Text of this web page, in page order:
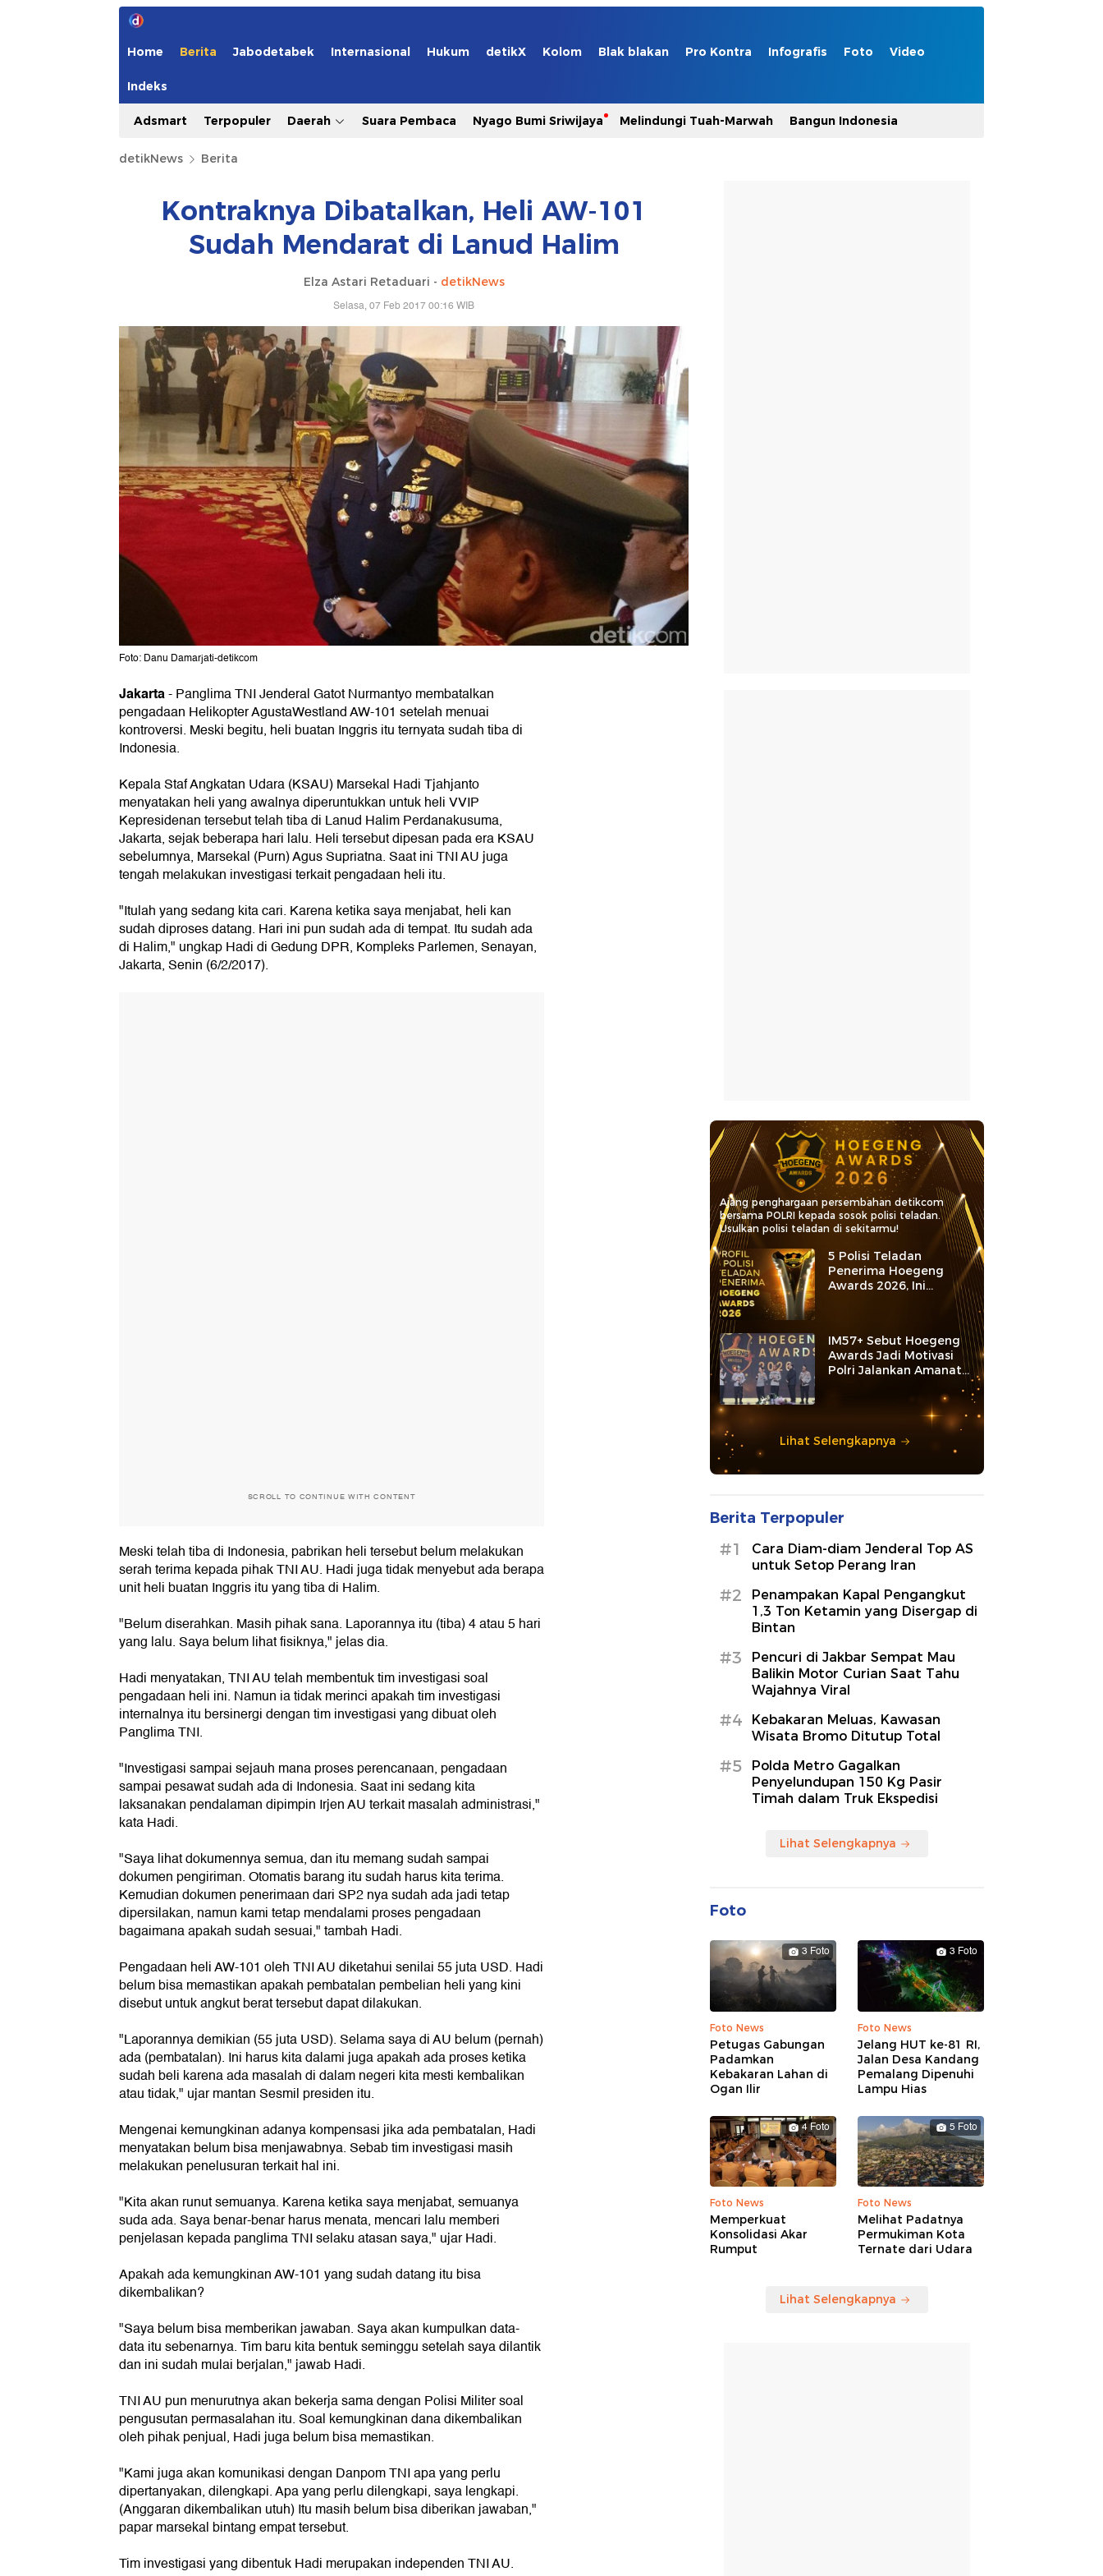
Home Berita Jabodetabek Internasional Hukum detikX Kolom Blak blakan Pro Kontra Infografis Foto Video
Indeks
Adsmart Terpopuler Daerah Suara Pembaca Nyago Bumi Sriwijaya Melindungi Tuah-Marwah Bangun Indonesia
detikNews Berita
Kontraknya Dibatalkan, Heli AW-101
Sudah Mendarat di Lanud Halim
Elza Astari Retaduari - detikNews
Selasa, 07 Feb 2017 00:16 WIB
Foto: Danu Damarjati-detikcom
Jakarta-Panglima TNI Jenderal Gatot Nurmantyo membatalkan
pengadaan Helikopter AgustaWestland AW-101 setelah menuai
kontroversi. Meski begitu, heli buatan Inggris itu ternyata sudah tiba di
Indonesia.
Kepala Staf Angkatan Udara (KSAU) Marsekal Hadi Tjahjanto
menyatakan heli yang awalnya diperuntukkan untuk heli VVIP
Kepresidenan tersebut telah tiba di Lanud Halim Perdanakusuma,
Jakarta, sejak beberapa hari lalu. Heli tersebut dipesan pada era KSAU
sebelumnya, Marsekal (Purn) Agus Supriatna. Saat ini TNI AU juga
tengah melakukan investigasi terkait pengadaan heli itu.
"Itulah yang sedang kita cari. Karena ketika saya menjabat, heli kan
sudah diproses datang. Hari ini pun sudah ada di tempat. Itu sudah ada
di Halim," ungkap Hadi di Gedung DPR, Kompleks Parlemen, Senayan,
Jakarta, Senin (6/2/2017).
SCROLL TO CONTINUE WITH CONTENT
Meski telah tiba di Indonesia, pabrikan heli tersebut belum melakukan
serah terima kepada pihak TNI AU. Hadi juga tidak menyebut ada berapa
unit heli buatan Inggris itu yang tiba di Halim.
"Belum diserahkan. Masih pihak sana. Laporannya itu (tiba) 4 atau 5 hari
yang lalu. Saya belum lihat fisiknya," jelas dia.
Hadi menyatakan, TNI AU telah membentuk tim investigasi soal
pengadaan heli ini. Namun ia tidak merinci apakah tim investigasi
internalnya itu bersinergi dengan tim investigasi yang dibuat oleh
Panglima TNI.
"Investigasi sampai sejauh mana proses perencanaan, pengadaan
sampai pesawat sudah ada di Indonesia. Saat ini sedang kita
laksanakan pendalaman dipimpin Irjen AU terkait masalah administrasi,"
kata Hadi.
"Saya lihat dokumennya semua, dan itu memang sudah sampai
dokumen pengiriman. Otomatis barang itu sudah harus kita terima.
Kemudian dokumen penerimaan dari SP2 nya sudah ada jadi tetap
dipersilakan, namun kami tetap mendalami proses pengadaan
bagaimana apakah sudah sesuai," tambah Hadi.
Pengadaan heli AW-101 oleh TNI AU diketahui senilai 55 juta USD. Hadi
belum bisa memastikan apakah pembatalan pembelian heli yang kini
disebut untuk angkut berat tersebut dapat dilakukan.
"Laporannya demikian (55 juta USD). Selama saya di AU belum (pernah)
ada (pembatalan). Ini harus kita dalami juga apakah ada proses ketika
sudah beli karena ada masalah di dalam negeri kita mesti kembalikan
atau tidak," ujar mantan Sesmil presiden itu.
Mengenai kemungkinan adanya kompensasi jika ada pembatalan, Hadi
menyatakan belum bisa menjawabnya. Sebab tim investigasi masih
melakukan penelusuran terkait hal ini.
"Kita akan runut semuanya. Karena ketika saya menjabat, semuanya
suda ada. Saya benar-benar harus menata, mencari lalu memberi
penjelasan kepada panglima TNI selaku atasan saya," ujar Hadi.
Apakah ada kemungkinan AW-101 yang sudah datang itu bisa
dikembalikan?
"Saya belum bisa memberikan jawaban. Saya akan kumpulkan data-
data itu sebenarnya. Tim baru kita bentuk seminggu setelah saya dilantik
dan ini sudah mulai berjalan," jawab Hadi.
TNI AU pun menurutnya akan bekerja sama dengan Polisi Militer soal
pengusutan permasalahan itu. Soal kemungkinan dana dikembalikan
oleh pihak penjual, Hadi juga belum bisa memastikan.
"Kami juga akan komunikasi dengan Danpom TNI apa yang perlu
dipertanyakan, dilengkapi. Apa yang perlu dilengkapi, saya lengkapi.
(Anggaran dikembalikan utuh) Itu masih belum bisa diberikan jawaban,"
papar marsekal bintang empat tersebut.
Tim investigasi yang dibentuk Hadi merupakan independen TNI AU.
Ajang penghargaan persembahan detikcom
bersama POLRI kepada sosok polisi teladan.
Usulkan polisi teladan di sekitarmu!
5 Polisi Teladan
Penerima Hoegeng
Awards 2026, Ini
Kategori dan Kiprahnya
IM57+ Sebut Hoegeng
Awards Jadi Motivasi
Polri Jalankan Amanat
Lihat Selengkapnya
Berita Terpopuler
#1
Cara Diam-diam Jenderal Top AS
untuk Setop Perang Iran
#2
Penampakan Kapal Pengangkut
1,3 Ton Ketamin yang Disergap di
Bintan
#3
Pencuri di Jakbar Sempat Mau
Balikin Motor Curian Saat Tahu
Wajahnya Viral
#4
Kebakaran Meluas, Kawasan
Wisata Bromo Ditutup Total
#5
Polda Metro Gagalkan
Penyelundupan 150 Kg Pasir
Timah dalam Truk Ekspedisi
Lihat Selengkapnya
Foto
3 Foto
Foto News
Petugas Gabungan
Padamkan
Kebakaran Lahan di
Ogan Ilir
3 Foto
Foto News
Jelang HUT ke-81 RI,
Jalan Desa Kandang
Pemalang Dipenuhi
Lampu Hias
4 Foto
Foto News
Memperkuat
Konsolidasi Akar
Rumput
5 Foto
Foto News
Melihat Padatnya
Permukiman Kota
Ternate dari Udara
Lihat Selengkapnya